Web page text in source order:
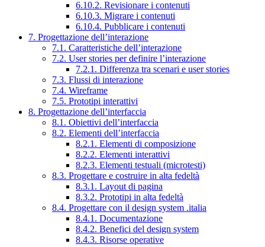
6.10.2. Revisionare i contenuti
6.10.3. Migrare i contenuti
6.10.4. Pubblicare i contenuti
7. Progettazione dell’interazione
7.1. Caratteristiche dell’interazione
7.2. User stories per definire l’interazione
7.2.1. Differenza tra scenari e user stories
7.3. Flussi di interazione
7.4. Wireframe
7.5. Prototipi interattivi
8. Progettazione dell’interfaccia
8.1. Obiettivi dell’interfaccia
8.2. Elementi dell’interfaccia
8.2.1. Elementi di composizione
8.2.2. Elementi interattivi
8.2.3. Elementi testuali (microtesti)
8.3. Progettare e costruire in alta fedeltà
8.3.1. Layout di pagina
8.3.2. Prototipi in alta fedeltà
8.4. Progettare con il design system .italia
8.4.1. Documentazione
8.4.2. Benefici del design system
8.4.3. Risorse operative